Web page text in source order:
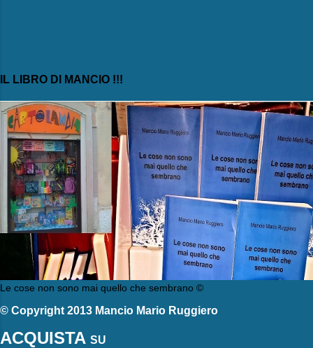
IL LIBRO DI MANCIO !!!
Le cose non sono mai quello che sembrano ©
© Copyright 2013 Mancio Mario Ruggiero
ACQUISTA SU